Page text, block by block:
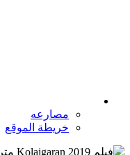
مصارعه
خريطة الموقع